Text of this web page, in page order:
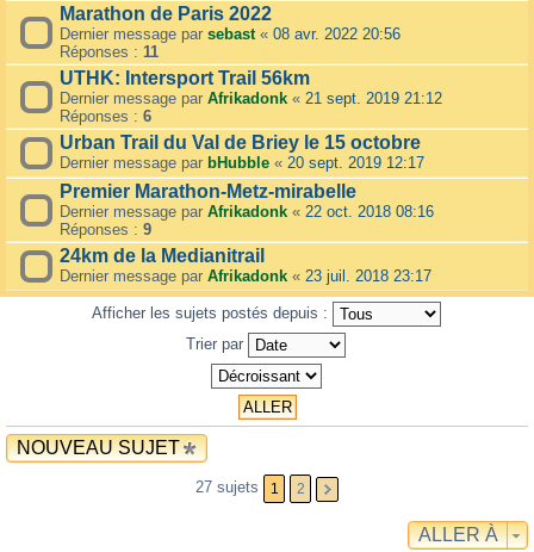
Marathon de Paris 2022
Dernier message par sebast« 08 avr. 2022 20:56
Réponses : 11
UTHK: Intersport Trail 56km
Dernier message par Afrikadonk « 21 sept. 2019 21:12
Réponses : 6
Urban Trail du Val de Briey le 15 octobre
Dernier message par bHubble « 20 sept. 2019 12:17
Premier Marathon-Metz-mirabelle
Dernier message par Afrikadonk « 22 oct. 2018 08:16
Réponses : 9
24km de la Medianitrail
Dernier message par Afrikadonk « 23 juil. 2018 23:17
Afficher les sujets postés depuis :
Trier par
NOUVEAU SUJET
27 sujets 1 2
ALLER À